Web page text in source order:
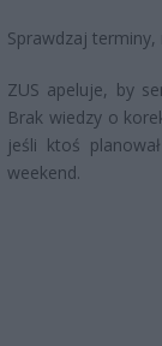
Sprawdzaj terminy,
ZUS apeluje, by
Brak wiedzy o
jeśli ktoś
weekend.